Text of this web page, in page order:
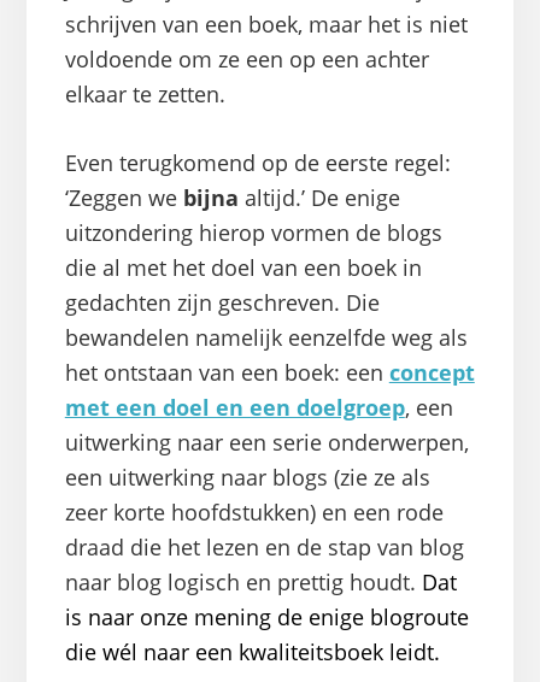
schrijven van een boek, maar het is niet
voldoende om ze een op een achter
elkaar te zetten.
Even terugkomend op de eerste regel:
‘Zeggen we bijna altijd.’ De enige
uitzondering hierop vormen de blogs
die al met het doel van een boek in
gedachten zijn geschreven. Die
bewandelen namelijk eenzelfde weg als
het ontstaan van een boek: een concept
met een doel en een doelgroep, een
uitwerking naar een serie onderwerpen,
een uitwerking naar blogs (zie ze als
zeer korte hoofdstukken) en een rode
draad die het lezen en de stap van blog
naar blog logisch en prettig houdt. Dat
is naar onze mening de enige blogroute
die wél naar een kwaliteitsboek leidt.